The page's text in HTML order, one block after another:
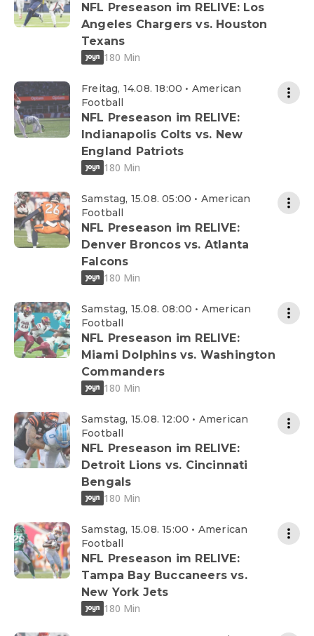
NFL Preseason im RELIVE: Los
Angeles Chargers vs. Houston
Texans
180 Min
Freitag, 14.08. 18:00 • American
Football
NFL Preseason im RELIVE:
Indianapolis Colts vs. New
England Patriots
180 Min
Samstag, 15.08. 05:00 • American
Football
NFL Preseason im RELIVE:
Denver Broncos vs. Atlanta
Falcons
180 Min
Samstag, 15.08. 08:00 • American
Football
NFL Preseason im RELIVE:
Miami Dolphins vs. Washington
Commanders
180 Min
Samstag, 15.08. 12:00 • American
Football
NFL Preseason im RELIVE:
Detroit Lions vs. Cincinnati
Bengals
180 Min
Samstag, 15.08. 15:00 • American
Football
NFL Preseason im RELIVE:
Tampa Bay Buccaneers vs.
New York Jets
180 Min